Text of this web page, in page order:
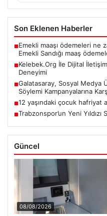
Son Eklenen Haberler
■Emekli maaşı ödemeleri ne
Emekli Sandığı maaş
■Kelebek.Org İle Dijital
Deneyimi
■Galatasaray, Sosyal
Söylemi Kampanyalarına
■12 yaşındaki çocuk hafriyat
■Trabzonspor’un Yeni Yıldızı
Güncel
08/08/2026